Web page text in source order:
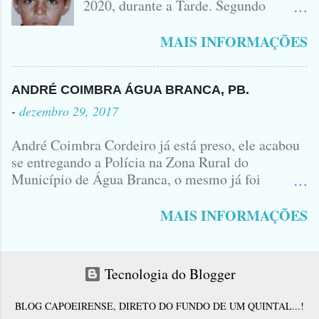
PODEM OBSERVAR QUE TODAS...
2020, durante a Tarde. Segundo
Bairro Jardim Karlota, aqui em
Companhia de dois Elementos. [83]9
98356406 - Se você souber de alguma
Informação, favor avisar através deste
Luciana, ela tá Desesperada.
MAIS INFORMAÇÕES
ANDRÉ COIMBRA ÁGUA BRANCA, PB.
- dezembro 29, 2017
André Coimbra Cordeiro já está preso, ele acabou
se entregando a Polícia na Zona Rural do
Município de Água Branca, o mesmo já foi
cedo, tinha surgido a informação que, o acusado,
qual seria a Delegacia... Com uma Bíblia na mão,
André seguiu direto para o Município de Patos...
No último sábado André matou o jovem Allison
MAIS INFORMAÇÕES
Tecnologia do Blogger
BLOG CAPOEIRENSE, DIRETO DO FUNDO DE UM QUINTAL...!